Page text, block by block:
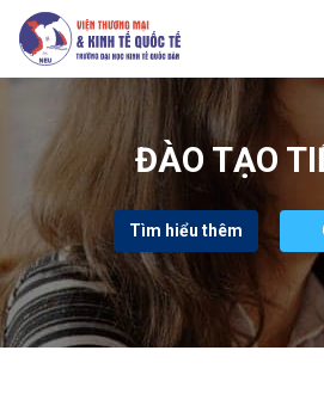
Đang tuyển sinhThông báo tuyển sinh
ĐÀO TẠO
Tìm hiểu thêm